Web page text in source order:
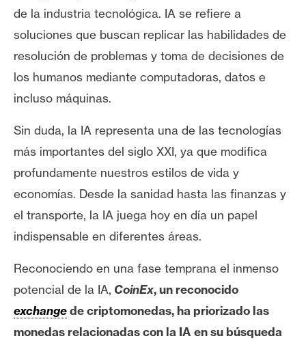
r
e
u
m
A
A
n
á
l
s
i
s
de la industria tecnológica. IA se refiere a
soluciones que buscan replicar las habilidades de
resolución de problemas y toma de decisiones de
los humanos mediante computadoras, datos e
incluso máquinas.
Sin duda, la IA representa una de las tecnologías
más importantes del siglo XXI, ya que modifica
profundamente nuestros estilos de vida y
economías. Desde la sanidad hasta las finanzas y
el transporte, la IA juega hoy en día un papel
indispensable en diferentes áreas.
Reconociendo en una fase temprana el inmenso
potencial de la IA, CoinEx, un reconocido
exchangede criptomonedas, ha priorizado las
monedas relacionadas con la IA en su búsqueda